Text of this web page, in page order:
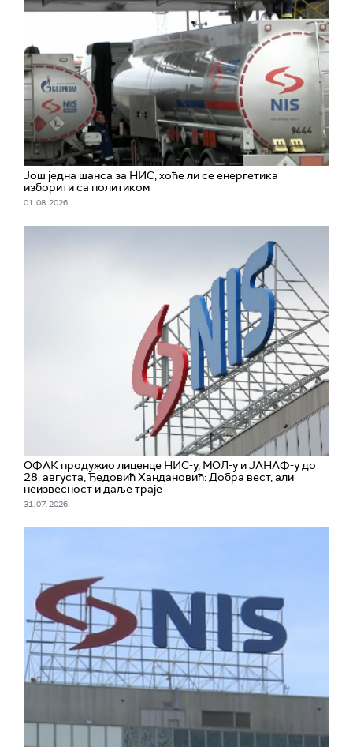
Још једна шанса за НИС, хоће ли се енергетика
изборити са политиком
01. 08. 2026.
ОФАК продужио лиценце НИС-у, МОЛ-у и ЈАНАФ-у до
28. августа, Ђедовић Хандановић: Добра вест, али
неизвесност и даље траје
31. 07. 2026.